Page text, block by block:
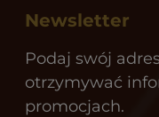
Newsletter
Podaj swój
otrzymywać
promocjach.